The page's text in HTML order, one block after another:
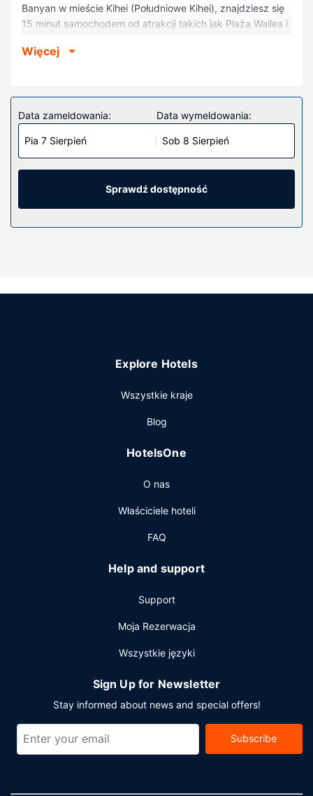
Banyan w mieście Kihei (Południowe Kihei), znajdziesz się
15 minut samochodem od atrakcji takich jak Plaża Wailea i
39,2 km od atrakcji takiej jak Park Narodowy Haleakalā i 1
Poczuj się jak w domu w 123 klimatyzowanych pokojach,
których wyposażenie to lodówka i telewizor LCD. Do
pokoju przylega lanai. Bezpłatny bezprzewodowy dostęp
do internetu zapewni łączność ze światem, a telewizja
kablowa — rozrywkę. Wyposażenie łazienki: wanna
połączona z prysznicem, bezpłatne przybory toaletowe i
Udogodnienia w obiekcie
bezprzewodowy dostęp do internetu, teren piknikowy i
przechowalnia bagażu oraz winda. Udogodnienia na
Więcej
Data zameldowania:
Pia 7 Sierpień
Data wymeldowania:
Sob 8 Sierpień
Sprawdź dostępność
Explore Hotels
Wszystkie kraje
Blog
HotelsOne
O nas
Właściciele hoteli
FAQ
Help and support
Support
Moja Rezerwacja
Wszystkie języki
Sign Up for Newsletter
Stay informed about news and special offers!
Subscribe